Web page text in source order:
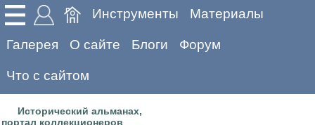
Инструменты Материалы
Галерея О сайте Блоги Форум
Что с сайтом
Исторический альманах,
портал коллекционеров